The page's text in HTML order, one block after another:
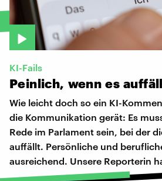
KI-Fails
Peinlich, wenn es
Wie leicht doch so ein KI-
die Kommunikation gerät: Es
Rede im Parlament sein, bei der
auffällt. Persönliche und
ausreichend. Unsere Reporterin